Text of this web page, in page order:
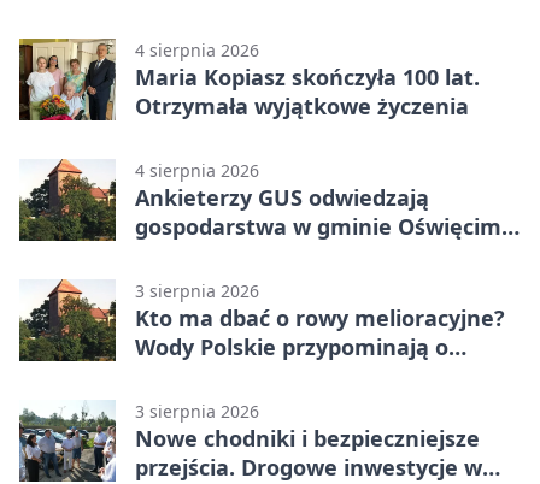
4 sierpnia 2026
Maria Kopiasz skończyła 100 lat.
Otrzymała wyjątkowe życzenia
4 sierpnia 2026
Ankieterzy GUS odwiedzają
gospodarstwa w gminie Oświęcim.
3 sierpnia 2026
Kto ma dbać o rowy melioracyjne?
Wody Polskie przypominają o
3 sierpnia 2026
Nowe chodniki i bezpieczniejsze
przejścia. Drogowe inwestycje w